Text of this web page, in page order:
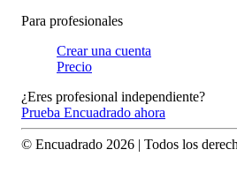
Para profesionales
Crear una cuenta
Precio
¿Eres profesional independiente?
Prueba Encuadrado ahora
© Encuadrado 2026 | Todos los